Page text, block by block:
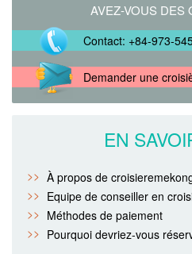
AVEZ-VOUS DES
Contact: +84-973-
Demander une
EN
À propos de
Equipe de conseiller en
Méthodes de paiement
Pourquoi devriez-vous